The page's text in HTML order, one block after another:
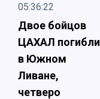
05:36:22
Двое бойцов
ЦАХАЛ погибли
в Южном
Ливане,
четверо